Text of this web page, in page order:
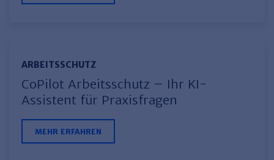
ARBEITSSCHUTZ
CoPilot Arbeitsschutz – Ihr KI-
Assistent für Praxisfragen
MEHR ERFAHREN